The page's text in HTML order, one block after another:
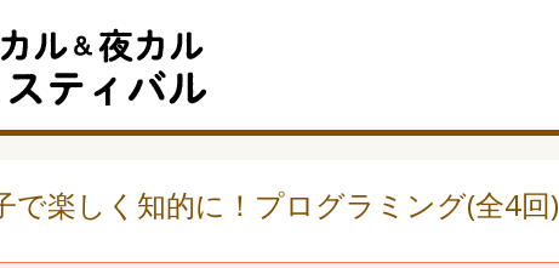
で楽しく知的に！プログラミング(全4回)